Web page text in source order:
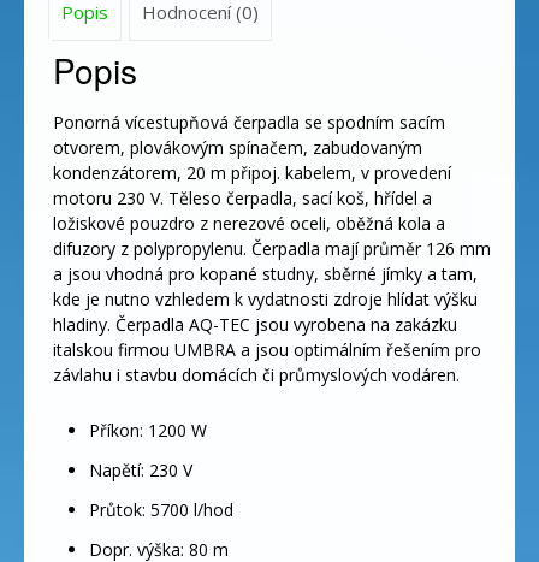
Popis Hodnocení (0)
Popis
Ponorná vícestupňová čerpadla se spodním sacím
otvorem, plovákovým spínačem, zabudovaným
kondenzátorem, 20 m připoj. kabelem, v provedení
motoru 230 V. Těleso čerpadla, sací koš, hřídel a
ložiskové pouzdro z nerezové oceli, oběžná kola a
difuzory z polypropylenu. Čerpadla mají průměr 126 mm
a jsou vhodná pro kopané studny, sběrné jímky a tam,
kde je nutno vzhledem k vydatnosti zdroje hlídat výšku
hladiny. Čerpadla AQ-TEC jsou vyrobena na zakázku
italskou firmou UMBRA a jsou optimálním řešením pro
závlahu i stavbu domácích či průmyslových vodáren.
Příkon: 1200 W
Napětí: 230 V
Průtok: 5700 l/hod
Dopr. výška: 80 m